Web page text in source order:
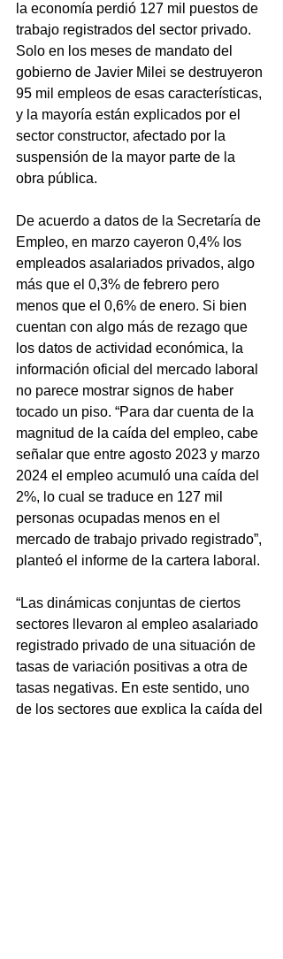
la economía perdió 127 mil puestos de
trabajo registrados del sector privado.
Solo en los meses de mandato del
gobierno de Javier Milei se destruyeron
95 mil empleos de esas características,
y la mayoría están explicados por el
sector constructor, afectado por la
suspensión de la mayor parte de la
obra pública.
De acuerdo a datos de la Secretaría de
Empleo, en marzo cayeron 0,4% los
empleados asalariados privados, algo
más que el 0,3% de febrero pero
menos que el 0,6% de enero. Si bien
cuentan con algo más de rezago que
los datos de actividad económica, la
información oficial del mercado laboral
no parece mostrar signos de haber
tocado un piso. “Para dar cuenta de la
magnitud de la caída del empleo, cabe
señalar que entre agosto 2023 y marzo
2024 el empleo acumuló una caída del
2%, lo cual se traduce en 127 mil
personas ocupadas menos en el
mercado de trabajo privado registrado”,
planteó el informe de la cartera laboral.
“Las dinámicas conjuntas de ciertos
sectores llevaron al empleo asalariado
registrado privado de una situación de
tasas de variación positivas a otra de
tasas negativas. En este sentido, uno
de los sectores que explica la caída del